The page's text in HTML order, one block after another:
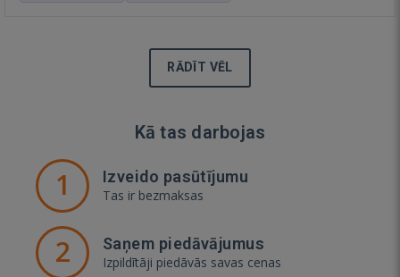
RĀDĪT VĒL
Kā tas darbojas
1 Izveido pasūtījumu
Tas ir bezmaksas
2 Saņem piedāvājumus
Izpildītāji piedāvās savas cenas